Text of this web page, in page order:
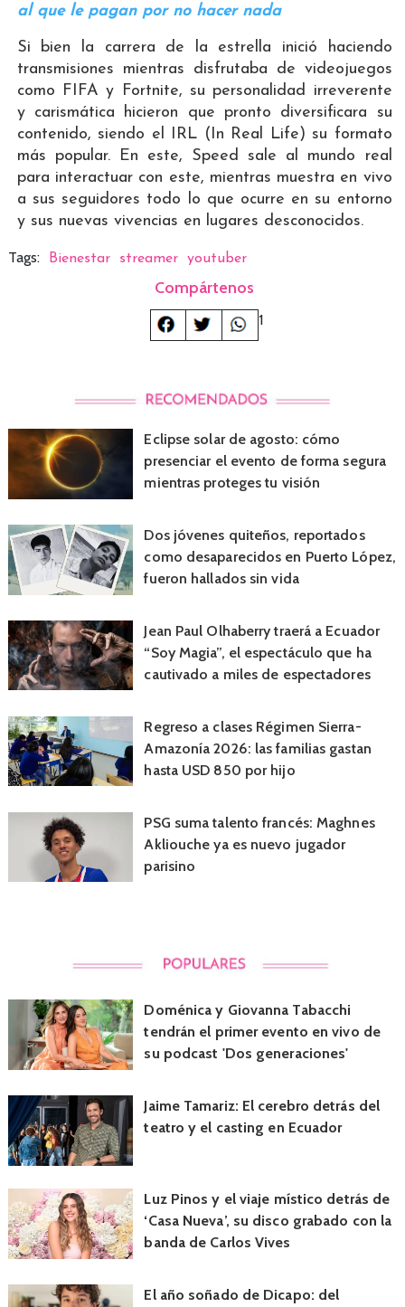
al que le pagan por no hacer nada
Si bien la carrera de la estrella inició haciendo
transmisiones mientras disfrutaba de videojuegos
como FIFA y Fortnite, su personalidad irreverente
y carismática hicieron que pronto diversificara su
contenido, siendo el IRL (In Real Life) su formato
más popular. En este, Speed sale al mundo real
para interactuar con este, mientras muestra en vivo
a sus seguidores todo lo que ocurre en su entorno
y sus nuevas vivencias en lugares desconocidos.
Tags: Bienestar streamer youtuber
Compártenos
1
Eclipse solar de agosto: cómo
presenciar el evento de forma segura
mientras proteges tu visión
Dos jóvenes quiteños, reportados
como desaparecidos en Puerto López,
fueron hallados sin vida
Jean Paul Olhaberry traerá a Ecuador
“Soy Magia”, el espectáculo que ha
cautivado a miles de espectadores
Regreso a clases Régimen Sierra-
Amazonía 2026: las familias gastan
hasta USD 850 por hijo
PSG suma talento francés: Maghnes
Akliouche ya es nuevo jugador
parisino
Doménica y Giovanna Tabacchi
tendrán el primer evento en vivo de
su podcast 'Dos generaciones'
Jaime Tamariz: El cerebro detrás del
teatro y el casting en Ecuador
Luz Pinos y el viaje místico detrás de
‘Casa Nueva’, su disco grabado con la
banda de Carlos Vives
El año soñado de Dicapo: del